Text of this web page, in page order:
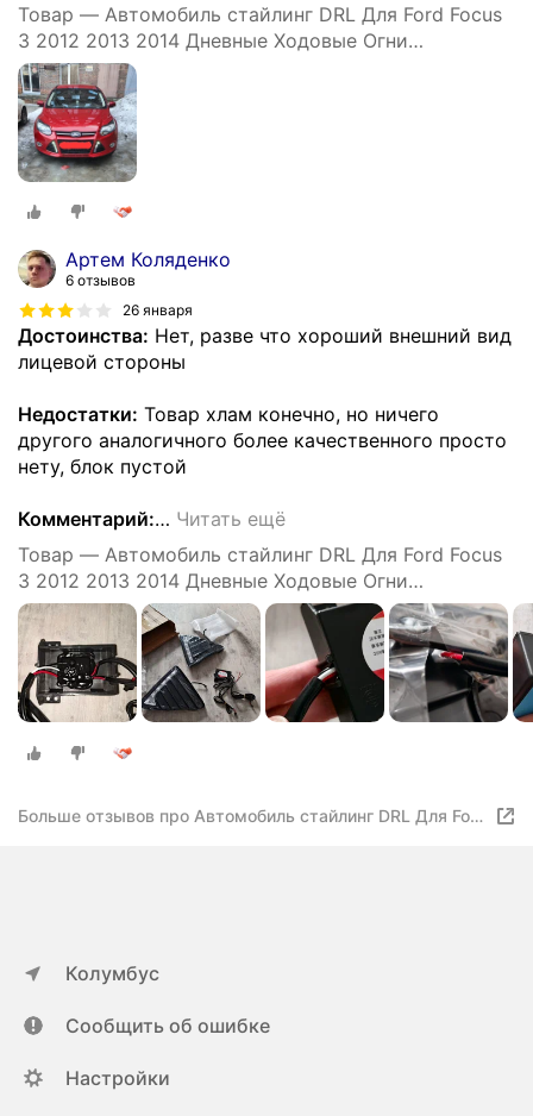
Товар — Автомобиль стайлинг DRL Для Ford Focus
3 2012 2013 2014 Дневные Ходовые Огни
Противотуманные фары крышка белый Дневной
Свет
Артем Коляденко
6 отзывов
26 января
Достоинства: Нет, разве что хороший внешний вид
лицевой стороны
Недостатки: Товар хлам конечно, но ничего
другого аналогичного более качественного просто
нету, блок пустой
Комментарий:… Читать ещё
Товар — Автомобиль стайлинг DRL Для Ford Focus
3 2012 2013 2014 Дневные Ходовые Огни
Противотуманные фары крышка белый Дневной
Свет
Больше отзывов про Автомобиль стайлинг DRL Для Ford
Колумбус
Сообщить об ошибке
Настройки